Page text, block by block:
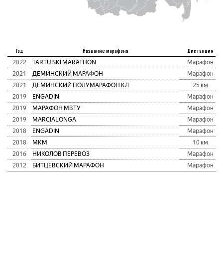
Год Название марафона Дистанция
2022 TARTU SKI MARATHON
Марафон
2021
ДЕМИНСКИЙ МАРАФОН
Марафон
2021
ДЕМИНСКИЙ ПОЛУМАРАФОН КЛ
25 км
2019
ENGADIN
Марафон
2019
МАРАФОН МВТУ
Марафон
2019
MARCIALONGA
Марафон
2018
ENGADIN
Марафон
2018
МКМ
10 км
2016
НИКОЛОВ ПЕРЕВОЗ
Марафон
2012
БИТЦЕВСКИЙ МАРАФОН Марафон